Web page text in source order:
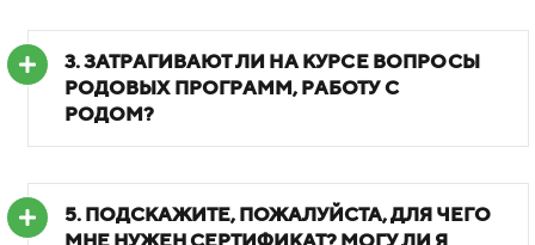
3.ЗАТРАГИВАЮТ ЛИ НА КУРСЕ ВОПРОСЫ
РОДОВЫХ ПРОГРАММ, РАБОТУ С
РОДОМ?
5. ПОДСКАЖИТЕ, ПОЖАЛУЙСТА, ДЛЯ ЧЕГО